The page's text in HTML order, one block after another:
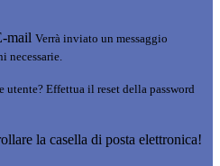
mail Verrà inviato un messaggio
necessarie.
utente? Effettua il reset della password
la casella di posta elettronica!